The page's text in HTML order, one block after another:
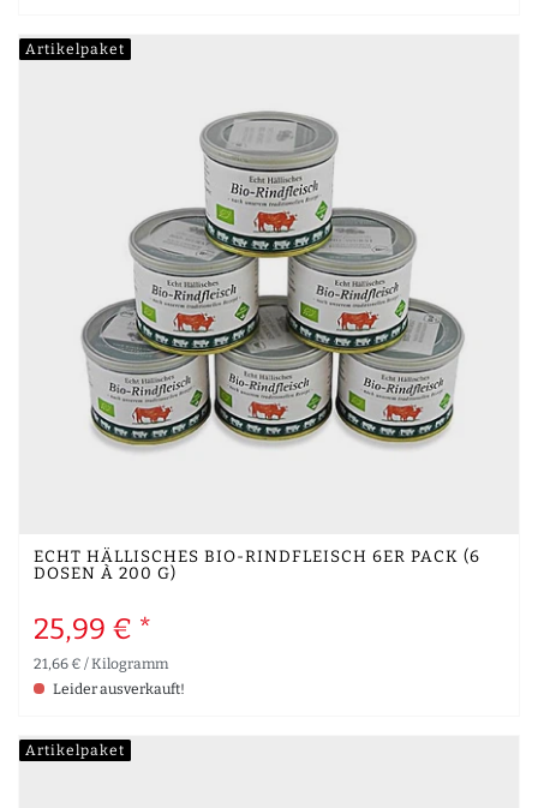
Artikelpaket
ECHT HÄLLISCHES BIO-RINDFLEISCH 6ER PACK (6
DOSEN À 200 G)
25,99 € *
21,66 € / Kilogramm
Leider ausverkauft!
Artikelpaket